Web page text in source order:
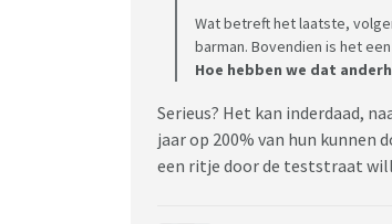
Wat betreft het laatste,
barman. Bovendien is het
Hoe hebben we dat
Serieus? Het kan inderdaad,
jaar op 200% van hun kunnen
een ritje door de teststraat